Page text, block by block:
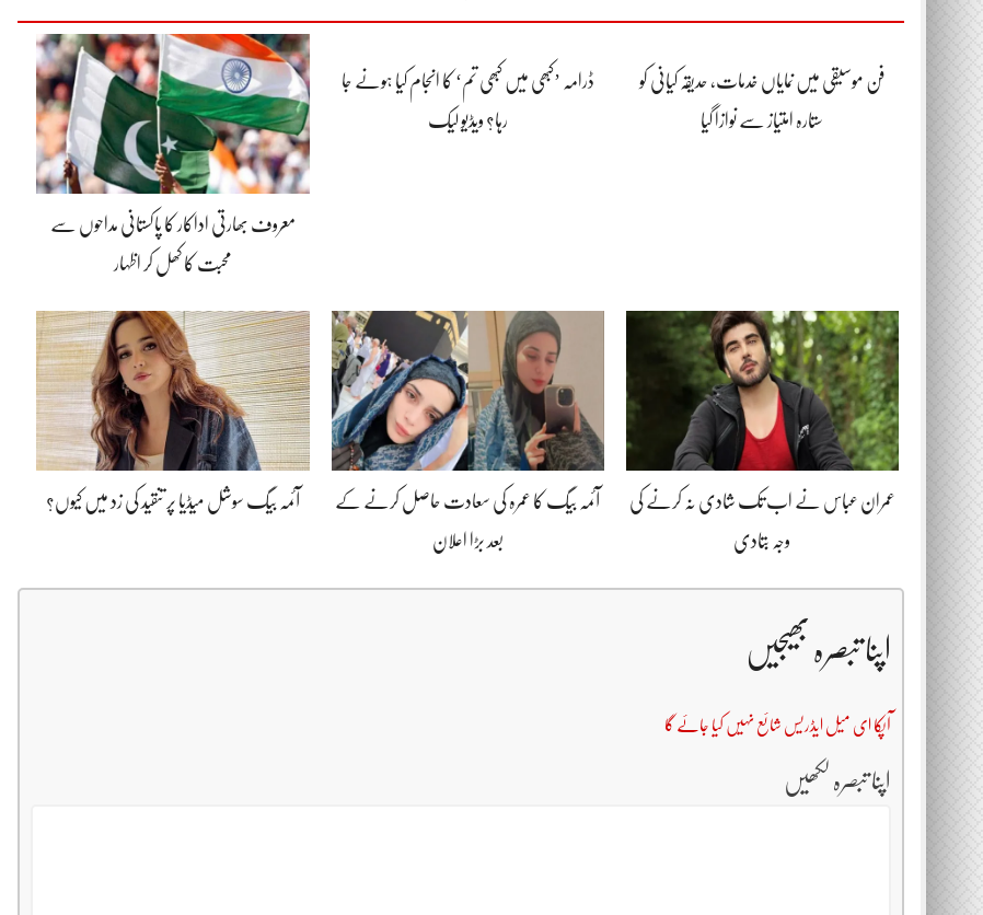
فن موسیقی میں نمایاں خدمات، حدیقہ کیانی کو
ستارہ امتیاز سے نوازا گیا
ڈرامہ ’کبھی میں کبھی تم‘ کا انجام کیا ہونے جا
رہا؟ ویڈیو لیک
معروف بھارتی اداکار کا پاکستانی مداحوں سے
محبت کا کھل کر اظہار
عمران عباس نے اب تک شادی نہ کرنے کی
وجہ بتادی
آئمہ بیگ کا عمرہ کی سعادت حاصل کرنے کے
بعد بڑا اعلان
آئمہ بیگ سوشل میڈیا پر تنقید کی زد میں کیوں؟
اپنا تبصرہ بھیجیں
آپکا ای میل ایڈریس شائع نہیں کیا جائے گا
اپنا تبصرہ لکھیں